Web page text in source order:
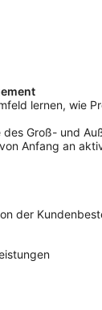
lernen, wie
Groß- und
Anfang an